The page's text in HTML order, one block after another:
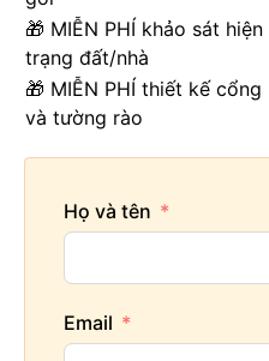
🎁 MIỄN PHÍ khảo sát hiện
trạng đất/nhà
🎁 MIỄN PHÍ thiết kế cổng
và tường rào
Họ và tên
Email